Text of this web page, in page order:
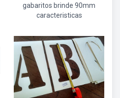
gabaritos brinde 90mm
caracteristicas